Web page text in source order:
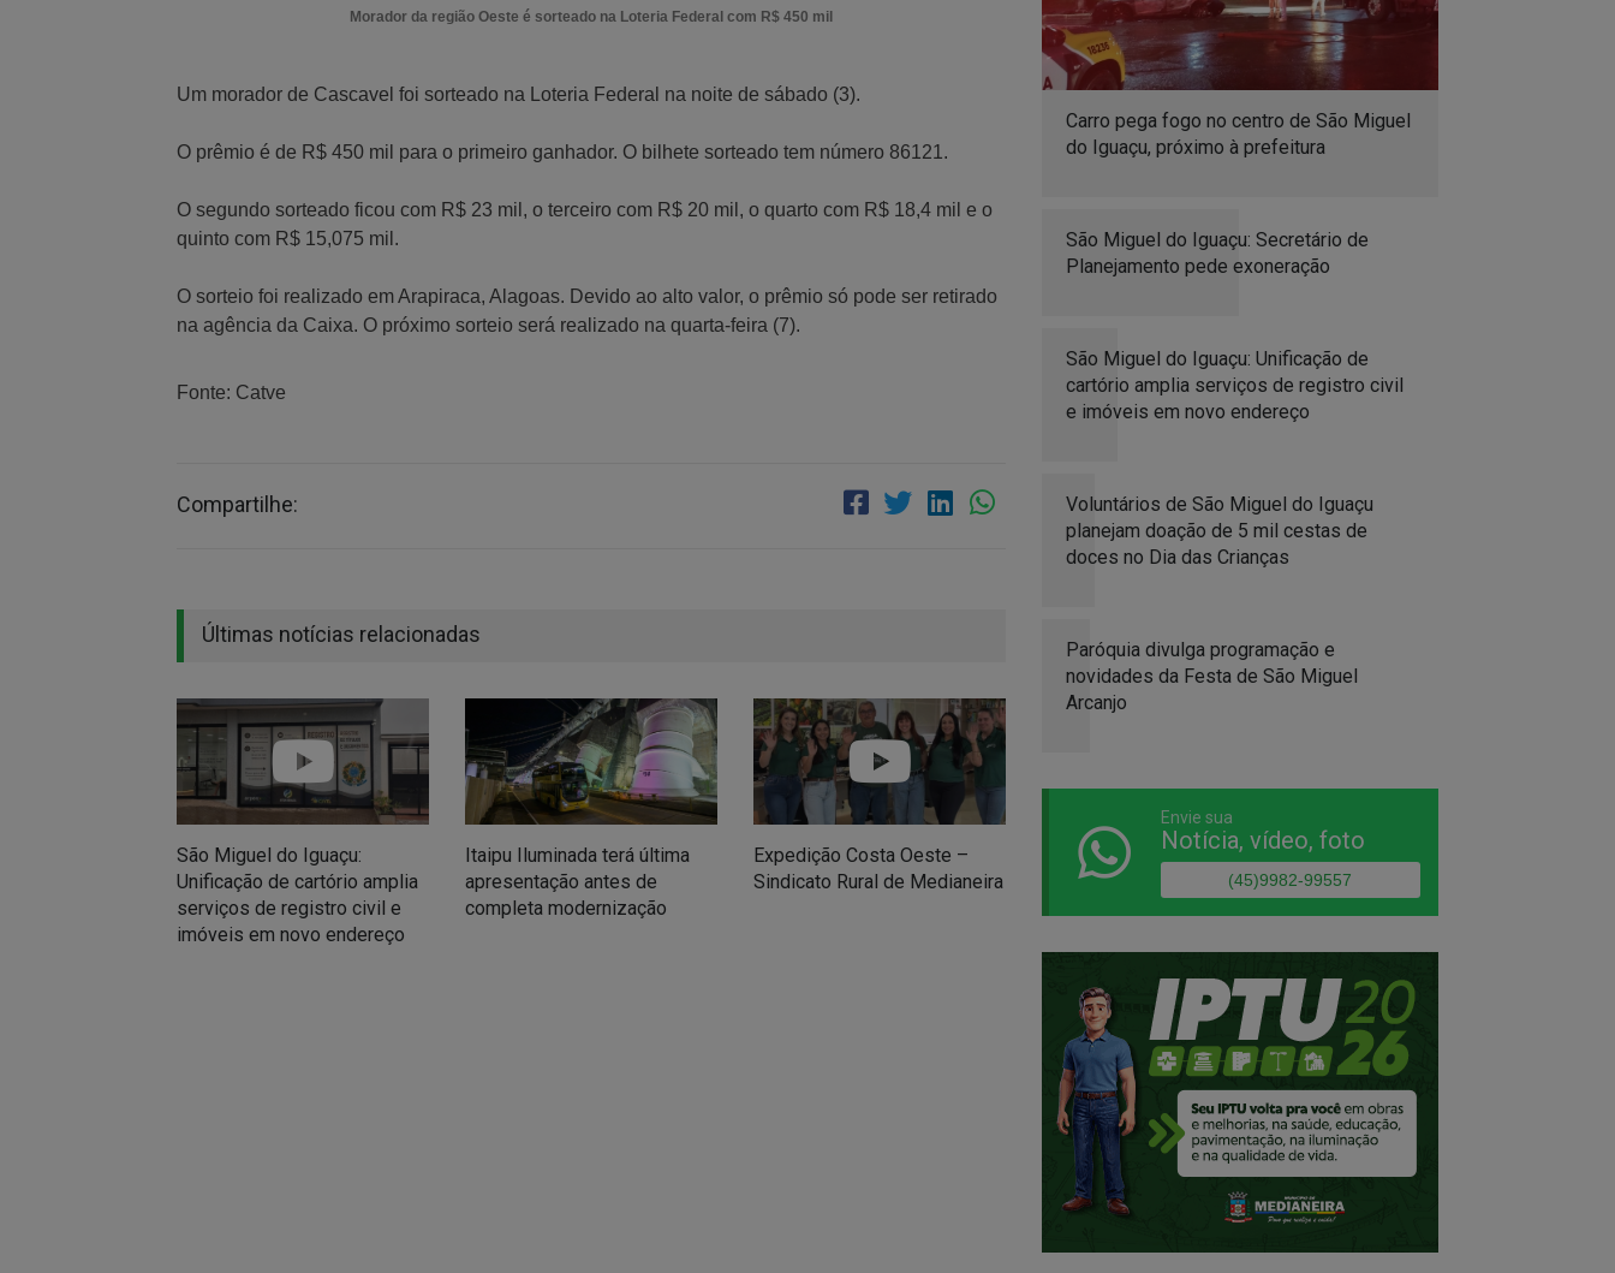
Morador da região Oeste é sorteado na Loteria Federal com R$ 450 mil
Um morador de Cascavel foi sorteado na Loteria Federal na noite de sábado (3).
O prêmio é de R$ 450 mil para o primeiro ganhador. O bilhete sorteado tem número 86121.
O segundo sorteado ficou com R$ 23 mil, o terceiro com R$ 20 mil, o quarto com R$ 18,4 mil e o
quinto com R$ 15,075 mil.
O sorteio foi realizado em Arapiraca, Alagoas. Devido ao alto valor, o prêmio só pode ser retirado
na agência da Caixa. O próximo sorteio será realizado na quarta-feira (7).
Fonte: Catve
Compartilhe:
Últimas notícias relacionadas
São Miguel do Iguaçu:
Unificação de cartório amplia
serviços de registro civil e
imóveis em novo endereço
Itaipu Iluminada terá última
apresentação antes de
completa modernização
Expedição Costa Oeste –
Sindicato Rural de Medianeira
Voluntários de São Miguel do
Iguaçu planejam doação de 5
Carro pega fogo no centro de São Miguel
do Iguaçu, próximo à prefeitura
São Miguel do Iguaçu: Secretário de
Planejamento pede exoneração
São Miguel do Iguaçu: Unificação de
cartório amplia serviços de registro civil
e imóveis em novo endereço
Voluntários de São Miguel do Iguaçu
planejam doação de 5 mil cestas de
doces no Dia das Crianças
Paróquia divulga programação e
novidades da Festa de São Miguel
Arcanjo
Envie sua
Notícia, vídeo, foto
(45)9982-99557